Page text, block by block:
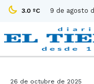
3.0 ºC 9 de agosto
26 de octubre de 2025